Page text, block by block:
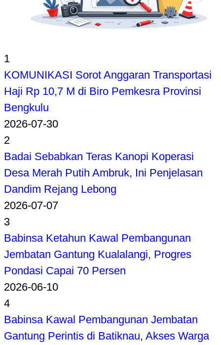
1
KOMUNIKASI Sorot Anggaran Transportasi
Haji Rp 10,7 M di Biro Pemkesra Provinsi
Bengkulu
2026-07-30
2
Badai Sebabkan Teras Kanopi Koperasi
Desa Merah Putih Ambruk, Ini Penjelasan
Dandim Rejang Lebong
2026-07-07
3
Babinsa Ketahun Kawal Pembangunan
Jembatan Gantung Kualalangi, Progres
Pondasi Capai 70 Persen
2026-06-10
4
Babinsa Kawal Pembangunan Jembatan
Gantung Perintis di Batiknau, Akses Warga